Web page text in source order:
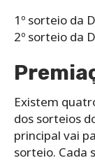
1º sorteio da
2º sorteio da
Existem
dos sorteios
principal vai
sorteio. Cada